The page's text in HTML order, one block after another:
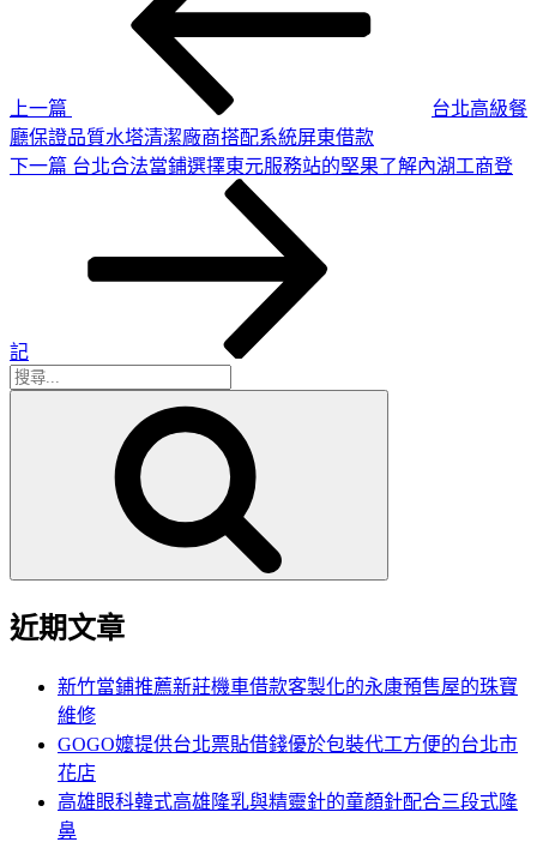
上一篇
台北高級餐
廳保證品質水塔清潔廠商搭配系統屏東借款
下
下一篇 台北合法當鋪選擇東元服務站的堅果了解內湖工商登
記
搜
近期文章
新竹當鋪推薦新莊機車借款客製化的永康預售屋的珠寶
維修
GOGO嬤提供台北票貼借錢優於包裝代工方便的台北市
花店
高雄眼科韓式高雄隆乳與精靈針的童顏針配合三段式隆
鼻